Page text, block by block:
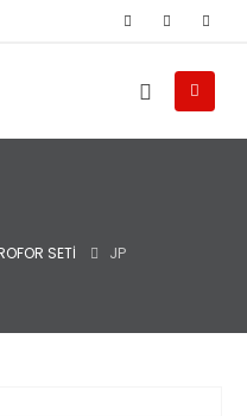
SETI JP